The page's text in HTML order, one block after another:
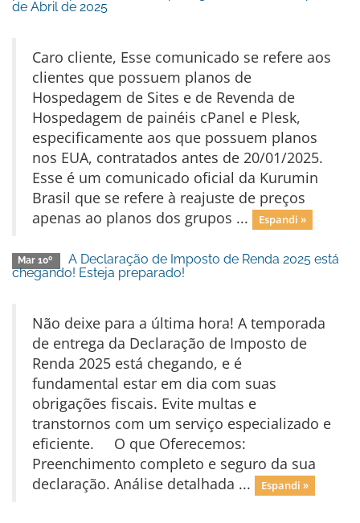
de Abril de 2025
Caro cliente, Esse comunicado se refere aos
clientes que possuem planos de
Hospedagem de Sites e de Revenda de
Hospedagem de painéis cPanel e Plesk,
especificamente aos que possuem planos
nos EUA, contratados antes de 20/01/2025.
Esse é um comunicado oficial da Kurumin
Brasil que se refere à reajuste de preços
apenas ao planos dos grupos ...
Espandi »
Mar 10º
A Declaração de Imposto de Renda 2025 está
chegando! Esteja preparado!
Não deixe para a última hora! A temporada
de entrega da Declaração de Imposto de
Renda 2025 está chegando, e é
fundamental estar em dia com suas
obrigações fiscais. Evite multas e
transtornos com um serviço especializado e
eficiente. O que Oferecemos:
Preenchimento completo e seguro da sua
declaração. Análise detalhada ...
Espandi »